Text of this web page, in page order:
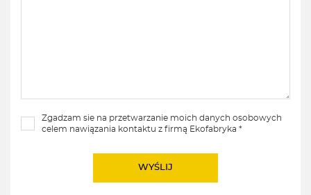
Zgadzam sie na przetwarzanie moich danych osobowych
celem nawiązania kontaktu z firmą Ekofabryka *